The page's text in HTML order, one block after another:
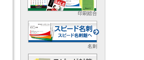
印刷総合
名刺